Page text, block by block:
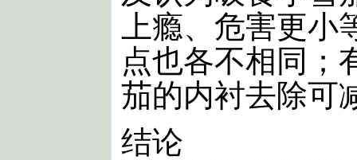
上瘾、危害更
点也各不相同；
茄的内衬去除可
结论